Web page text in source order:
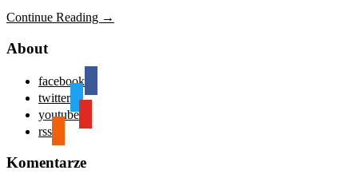
Continue Reading →
About
facebook
twitter
youtube
rss
Komentarze